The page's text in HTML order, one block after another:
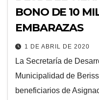
BONO DE 10
EMBARAZAS
1 DE ABRIL DE 2020
La Secretaría de
Municipalidad de
beneficiarios de